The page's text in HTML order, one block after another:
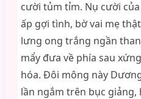
cười tủm tỉm. Nụ cười
ấp gợi tình, bờ vai mẹ
lưng ong trắng ngần
mẩy đưa về phía sau
hóa. Đôi mông này
lần ngắm trên bục giảng,